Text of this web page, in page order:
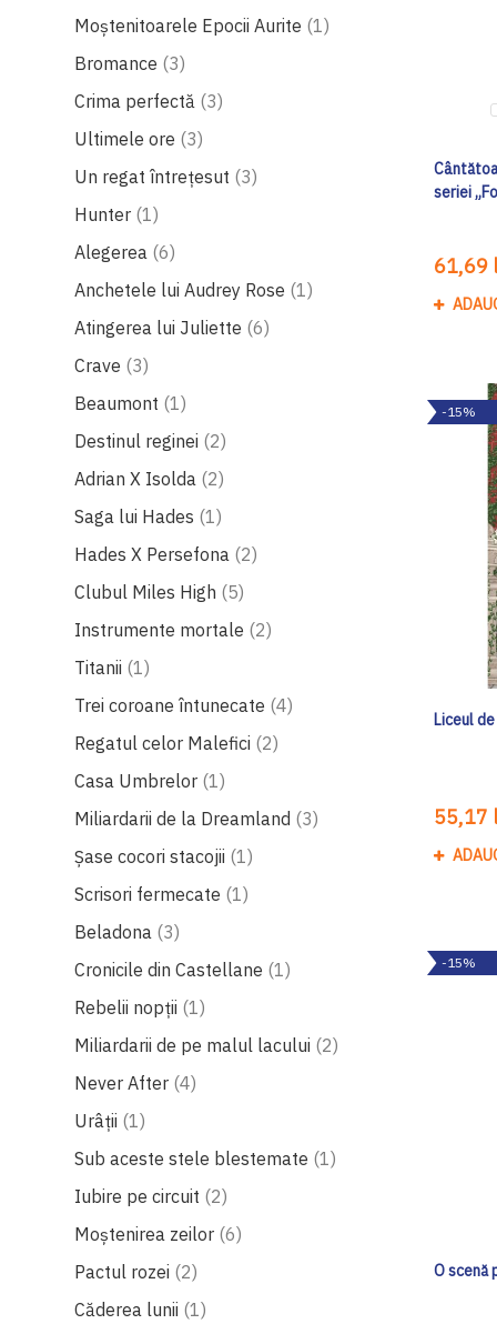
Moștenitoarele Epocii Aurite 1produs
Bromance 3produse
Crima perfectă 3produse
Ultimele ore 3produse
Un regat întrețesut 3produse
Hunter 1produs
Alegerea 6produse
Anchetele lui Audrey Rose 1produs
Atingerea lui Juliette 6produse
Crave 3produse
Beaumont 1produs
Destinul reginei 2produse
Adrian X Isolda 2produse
Saga lui Hades 1produs
Hades X Persefona 2produse
Clubul Miles High
5produse
Instrumente mortale 2produse
Titanii 1produs
Trei coroane întunecate 4produse
Regatul celor Malefici 2produse
Casa Umbrelor 1produs
Miliardarii de la Dreamland
3produse
Șase cocori stacojii 1produs
Scrisori fermecate 1produs
Beladona 3produse
Cronicile din Castellane 1produs
Rebelii nopţii 1produs
Miliardarii de pe malul lacului 2produse
Never After 4produse
Urâții 1produs
Sub aceste stele blestemate 1produs
Iubire pe circuit 2produse
Moștenirea zeilor 6produse
Pactul rozei 2produse
Căderea lunii 1produs
seriei
61,69
-15%
Liceul
55,17
-15%
O scenă